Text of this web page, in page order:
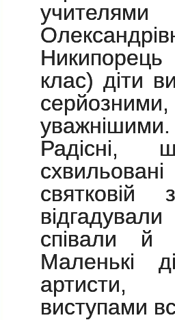
клас) діти
уважнішими.
Радісні,
святковій
співали й
Маленькі
артисти,
виступами